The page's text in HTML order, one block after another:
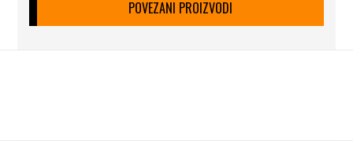
POVEZANI PROIZVODI